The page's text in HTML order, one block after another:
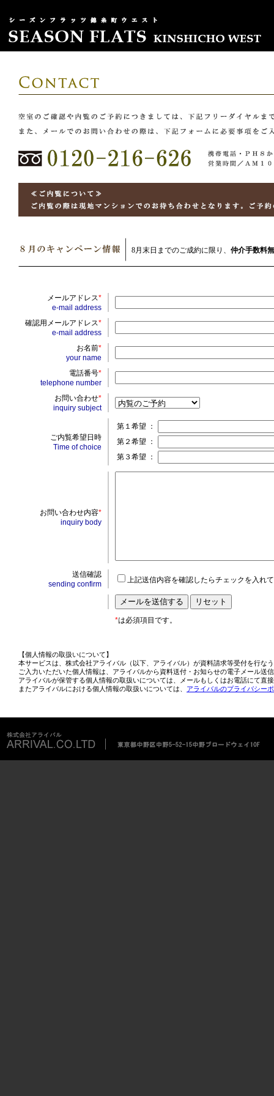
8月末日までのご成約に限り、 仲介手数料
メールアドレス*
e-mail address
確認用メールアドレス*
e-mail address
お名前*
your name
電話番号*
telephone number
お問い合わせ*
inquiry subject
ご内覧希望日時
Time of choice
第１希望 ：
第２希望 ：
第３希望 ：
お問い合わせ内容*
inquiry body
送信確認
sending confirm
上記送信内容を確認したらチェックを入れ
*は必須項目です。
【個人情報の取扱いについて】
本サービスは、株式会社アライバル（以下、アライバル）が資料請求等受付を行な
ご入力いただいた個人情報は、アライバルから資料送付・お知らせの電子メール送
アライバルが保管する個人情報の取扱いについては、メールもしくはお電話にて直
またアライバルにおける個人情報の取扱いについては、 アライバルのプライバシー